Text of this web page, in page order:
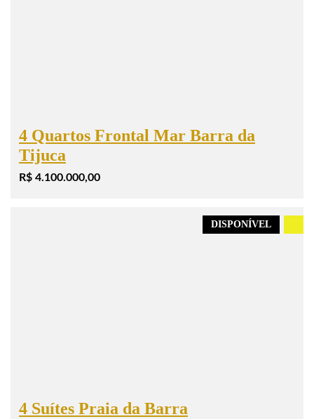
4 Quartos Frontal Mar Barra da
Tijuca
R$ 4.100.000,00
DISPONÍVEL
4 Suítes Praia da Barra